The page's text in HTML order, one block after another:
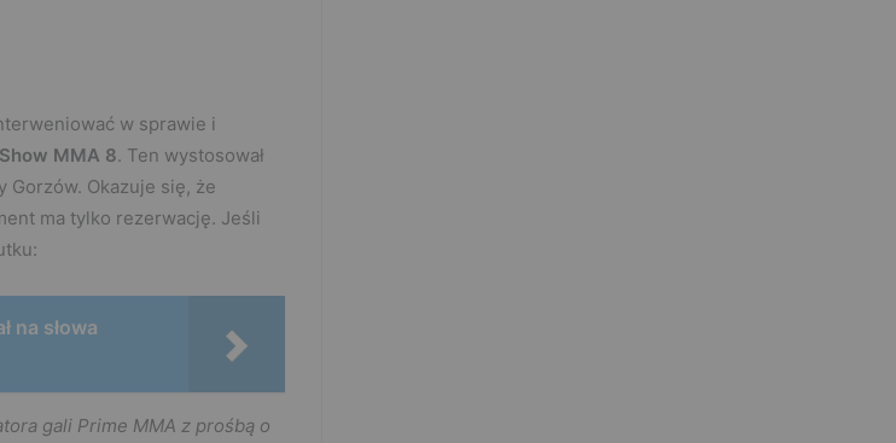
w sprawie i
MMA 8. Ten wystosował
Gorzów. Okazuje się, że
ma tylko rezerwację. Jeśli
na słowa
gali Prime MMA z prośbą o